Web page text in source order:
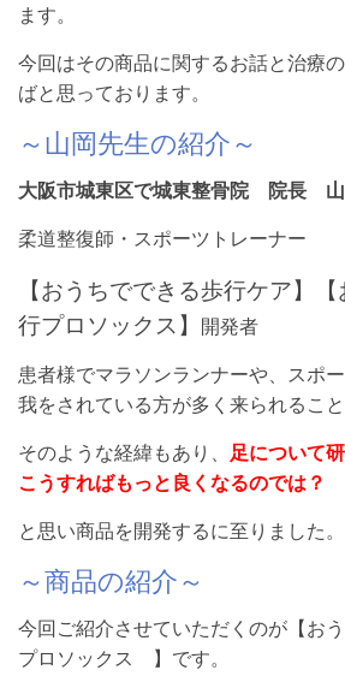
ます。
今回はその商品に関するお話と治療
ばと思っております。
～山岡先生の紹介～
大阪市城東区で城東整骨院 院長
柔道整復師・スポーツトレーナー
【おうちでできる歩行ケア】
行プロソックス】 開発者
患者様でマラソンランナーや、スポ
我をされている方が多く来られること
そのような経緯もあり、 足について
こうすればもっと良くなるのでは？
と思い商品を開発するに至りました。
～商品の紹介～
今回ご紹介させていただくのが【お
プロソックス 】です。